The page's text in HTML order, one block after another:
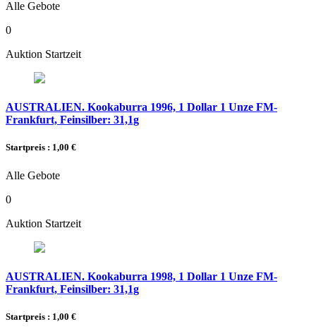
Alle Gebote
0
Auktion Startzeit
AUSTRALIEN. Kookaburra 1996, 1 Dollar 1 Unze FM-
Frankfurt, Feinsilber: 31,1g
Startpreis : 1,00 €
Alle Gebote
0
Auktion Startzeit
AUSTRALIEN. Kookaburra 1998, 1 Dollar 1 Unze FM-
Frankfurt, Feinsilber: 31,1g
Startpreis : 1,00 €